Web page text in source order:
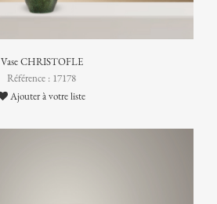
Vase CHRISTOFLE
Référence : 17178
Ajouter à votre liste